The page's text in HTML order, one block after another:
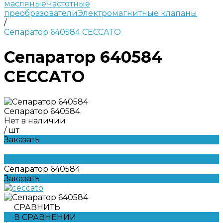
масляныеЧастотные
преобразователиЭлектромагнитные клапаны
/
Сепаратор 640584 CECCATO
Сепаратор 640584
CECCATO
Сепаратор 640584
Нет в наличии
/ шт
Заказать
Сепаратор 640584
Заказать
СРАВНИТЬ
В СРАВНЕНИИ